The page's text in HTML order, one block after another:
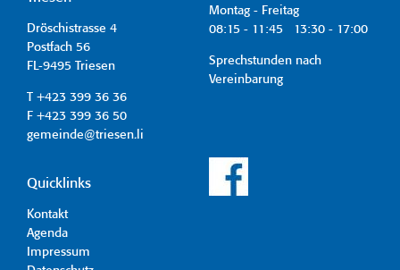
Dröschistrasse 4
Postfach 56
FL-9495 Triesen
T +423 399 36 36
F +423 399 36 50
gemeinde@triesen.li
Montag - Freitag
08:15 - 11:45 13:30 - 17:00
Sprechstunden nach
Vereinbarung
Quicklinks
Kontakt
Agenda
Impressum